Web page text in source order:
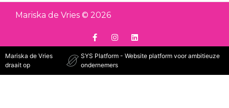
Mariska de Vries © 2026
Mariska de Vries
draait op
SYS Platform - Website platform voor ambitieuze
ondernemers